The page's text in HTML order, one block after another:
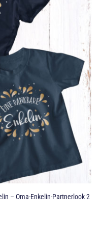
– Oma-Enkelin-Partnerlook 2